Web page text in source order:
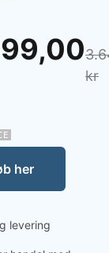
kr
her
levering